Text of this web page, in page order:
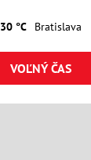
30 °C
VOĽNÝ ČAS